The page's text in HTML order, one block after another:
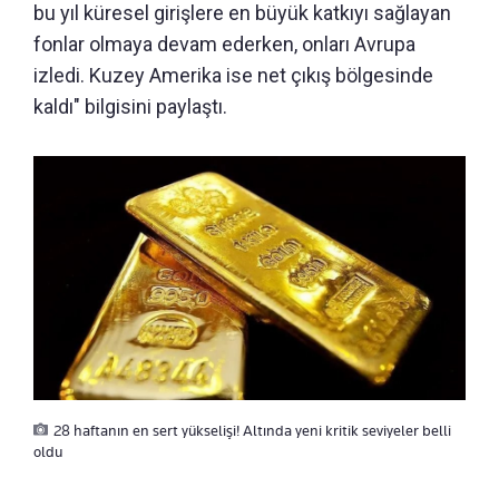
bu yıl küresel girişlere en büyük katkıyı sağlayan
fonlar olmaya devam ederken, onları Avrupa
izledi. Kuzey Amerika ise net çıkış bölgesinde
kaldı" bilgisini paylaştı.
28 haftanın en sert yükselişi! Altında yeni kritik seviyeler belli
oldu